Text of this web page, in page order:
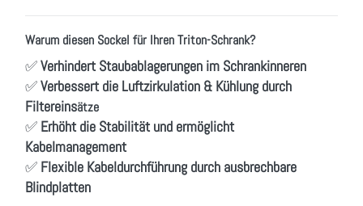
Warum diesen Sockel für Ihren Triton-Schrank?
✅Verhindert Staubablagerungen im Schrankinneren
✅Verbessert die Luftzirkulation & Kühlung durch
Filtereinsätze
✅ Erhöht die Stabilität und ermöglicht
Kabelmanagement
✅ Flexible Kabeldurchführung durch ausbrechbare
Blindplatten